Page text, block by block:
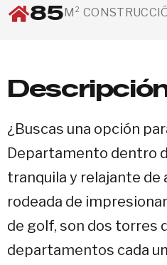
85M²
¿Buscas una opción
Departamento dentro
tranquila y relajante de
rodeada de
de golf, son dos torres
departamentos cada